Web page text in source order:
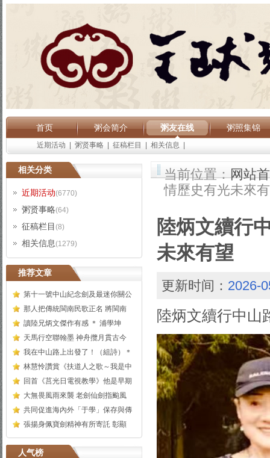
首页 粥会简介 粥友在线 粥照集锦
近期活动 粥贤事略 征稿栏目 相关信息
相关分类
近期活动(6770)
粥贤事略(64)
征稿栏目 (8)
相关信息(1279)
推荐文章
第十一號中山紀念劍及最迷你關公
那人把傳統閩南民歌正名 將閩南
讀陸兄炳文傑作有感 ＊ 浦學坤
天馬行空聯翰墨 神舟攬月貫古今
我在中山路上出發了！（組詩）＊
林慧怜讚賞《扶道人之歌～我是中
回首《莒光日電視教學》他是早期
大無畏風雨來襲 老劍仙劍指颱風
共同促進海內外「于學」保存與傳
張揚身佩寶劍精神有所寄託 彰顯
人气榜
当前位置：网站
情歷史有光未來
陸炳文續行
未來有望
更新时间： 2026-
陸炳文續行中山